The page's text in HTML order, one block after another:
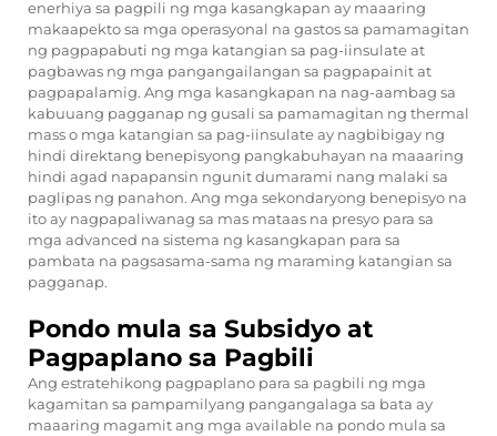
enerhiya sa pagpili ng mga kasangkapan ay maaaring
makaapekto sa mga operasyonal na gastos sa pamamagitan
ng pagpapabuti ng mga katangian sa pag-iinsulate at
pagbawas ng mga pangangailangan sa pagpapainit at
pagpapalamig. Ang mga kasangkapan na nag-aambag sa
kabuuang pagganap ng gusali sa pamamagitan ng thermal
mass o mga katangian sa pag-iinsulate ay nagbibigay ng
hindi direktang benepisyong pangkabuhayan na maaaring
hindi agad napapansin ngunit dumarami nang malaki sa
paglipas ng panahon. Ang mga sekondaryong benepisyo na
ito ay nagpapaliwanag sa mas mataas na presyo para sa
mga advanced na sistema ng kasangkapan para sa
pambata na pagsasama-sama ng maraming katangian sa
pagganap.
Pondo mula sa Subsidyo at
Pagpaplano sa Pagbili
Ang estratehikong pagpaplano para sa pagbili ng mga
kagamitan sa pampamilyang pangangalaga sa bata ay
maaaring magamit ang mga available na pondo mula sa